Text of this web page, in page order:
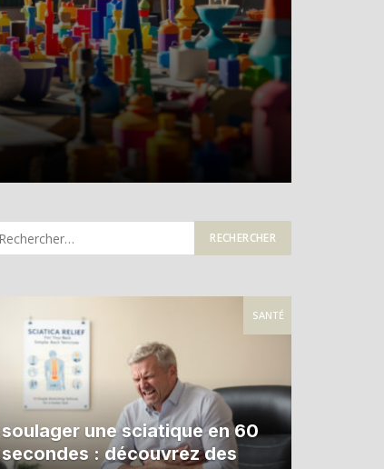
SANTÉ
soulager une sciatique en 60
secondes : découvrez des